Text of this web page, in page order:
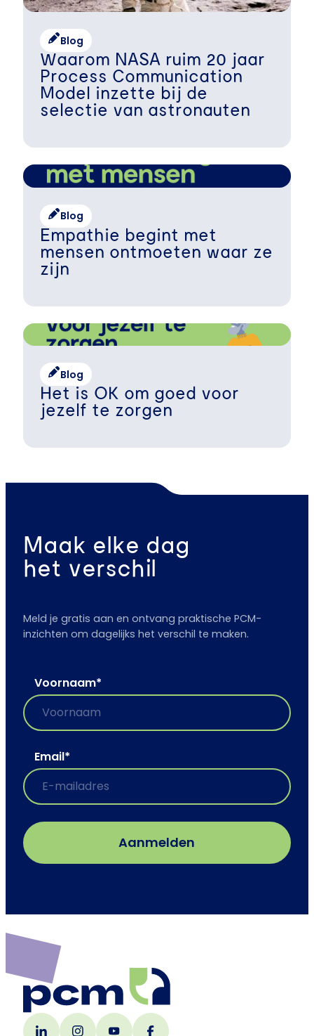
Blog
Waarom NASA ruim 20 jaar
Process Communication
Model inzette bij de
selectie van astronauten
Blog
Empathie begint met
mensen ontmoeten waar ze
zijn
Blog
Het is OK om goed voor
jezelf te zorgen
Maak elke dag
het verschil
Meld je gratis aan en ontvang praktische PCM-
inzichten om dagelijks het verschil te maken.
Voornaam*
Email*